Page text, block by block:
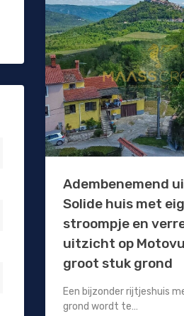
Adembenemend
Solide huis met
stroompje en
uitzicht op
groot stuk grond
Een bijzonder rijtjeshuis
grond wordt te…